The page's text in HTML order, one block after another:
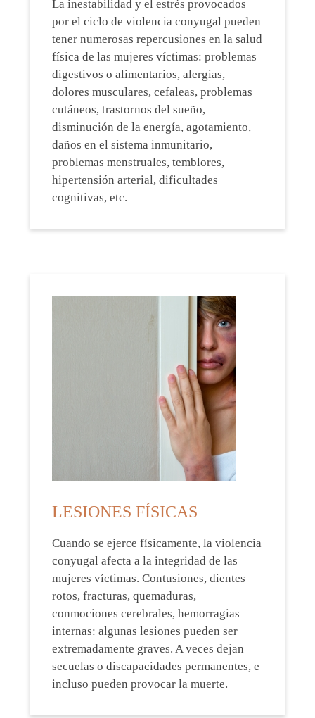
La inestabilidad y el estrés provocados
por el ciclo de violencia conyugal pueden
tener numerosas repercusiones en la salud
física de las mujeres víctimas: problemas
digestivos o alimentarios, alergias,
dolores musculares, cefaleas, problemas
cutáneos, trastornos del sueño,
disminución de la energía, agotamiento,
daños en el sistema inmunitario,
problemas menstruales, temblores,
hipertensión arterial, dificultades
cognitivas, etc.
LESIONES FÍSICAS
Cuando se ejerce físicamente, la violencia
conyugal afecta a la integridad de las
mujeres víctimas. Contusiones, dientes
rotos, fracturas, quemaduras,
conmociones cerebrales, hemorragias
internas: algunas lesiones pueden ser
extremadamente graves. A veces dejan
secuelas o discapacidades permanentes, e
incluso pueden provocar la muerte.